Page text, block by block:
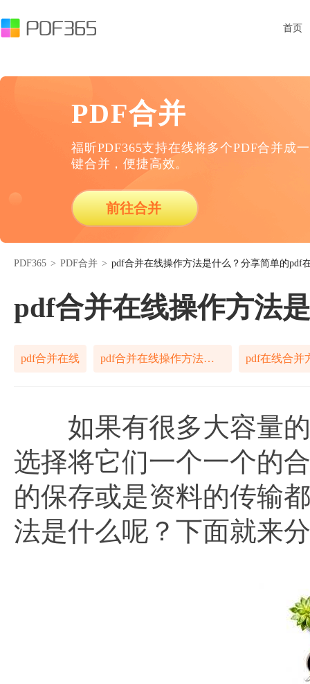
首页
PDF合并
福昕PDF365支持在线将多个PDF合并成
键合并，便捷高效。
前往合并
PDF365 > PDF合并 > pdf合并在线操作方法是什么？分享简单的pdf
pdf合并在线操作方法
pdf合并在线 pdf合并在线操作方法是什么 pdf在线合并
如果有很多大容量的
选择将它们一个一个的
的保存或是资料的传输
法是什么呢？下面就来